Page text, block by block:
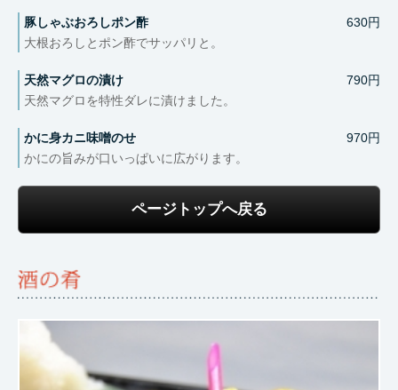
豚しゃぶおろしポン酢
630円
大根おろしとポン酢でサッパリと。
天然マグロの漬け
790円
天然マグロを特性ダレに漬けました。
かに身カニ味噌のせ
970円
かにの旨みが口いっぱいに広がります。
ページトップへ戻る